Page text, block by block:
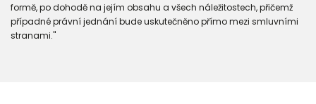
formě, po dohodě na jejím obsahu a všech náležitostech, přičemž
případné právní jednání bude uskutečněno přímo mezi smluvními
stranami."